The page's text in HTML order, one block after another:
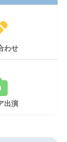
わせ
出演